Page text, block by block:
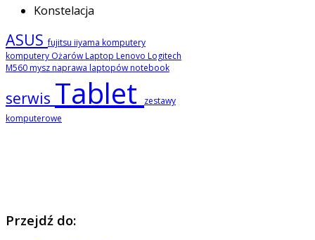
Konstelacja
ASUSfujitsu iiyama komputery
komputery OżarówLaptop Lenovo Logitech
M560mysznaprawa laptopównotebook
serwis Tablet
zestawy
komputerowe
Przejdź do: